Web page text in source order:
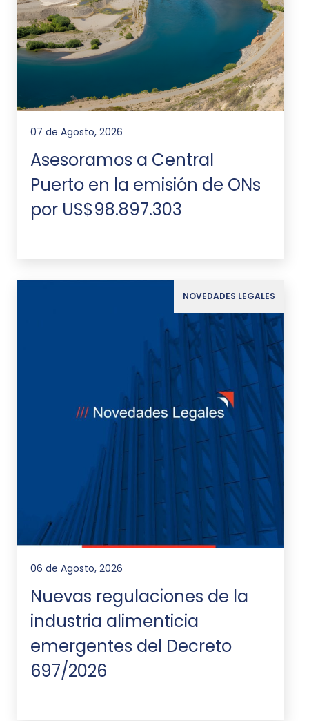
07 de Agosto, 2026
Asesoramos a Central
Puerto en la emisión de ONs
por US$98.897.303
NOVEDADES LEGALES
06 de Agosto, 2026
Nuevas regulaciones de la
industria alimenticia
emergentes del Decreto
697/2026